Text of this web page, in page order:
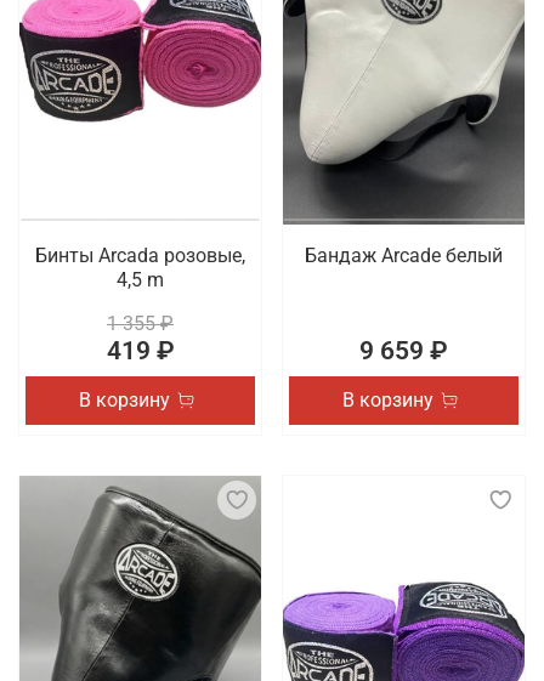
Бинты Arcada розовые,
4,5 m
1 355 ₽
419 ₽
В корзину
Бандаж Arcade белый
9 659 ₽
В корзину